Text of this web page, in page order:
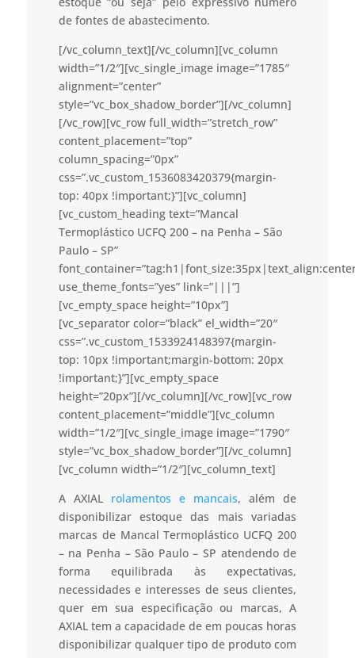
de fontes de abastecimento.
[/vc_column_text][/vc_column][vc_column
width=”1/2″][vc_single_image image=”1785″
alignment=”center”
style=”vc_box_shadow_border”][/vc_column]
[/vc_row][vc_row full_width=”stretch_row”
content_placement=”top”
column_spacing=”0px”
css=”.vc_custom_1536083420379{margin-
top: 40px !important;}”][vc_column]
[vc_custom_heading text=”Mancal
Termoplástico UCFQ 200 – na Penha – São
Paulo – SP”
use_theme_fonts=”yes” link=”|||”]
[vc_empty_space height=”10px”]
[vc_separator color=”black” el_width=”20″
css=”.vc_custom_1533924148397{margin-
top: 10px !important;margin-bottom: 20px
!important;}”][vc_empty_space
height=”20px”][/vc_column][/vc_row][vc_row
content_placement=”middle”][vc_column
width=”1/2″][vc_single_image image=”1790″
style=”vc_box_shadow_border”][/vc_column]
[vc_column width=”1/2″][vc_column_text]
A AXIAL rolamentos e mancais, além de
disponibilizar estoque das mais variadas
marcas de Mancal Termoplástico UCFQ 200
– na Penha – São Paulo – SP atendendo de
forma equilibrada às expectativas,
necessidades e interesses de seus clientes,
quer em sua especificação ou marcas, A
AXIAL tem a capacidade de em poucas horas
disponibilizar qualquer tipo de produto com